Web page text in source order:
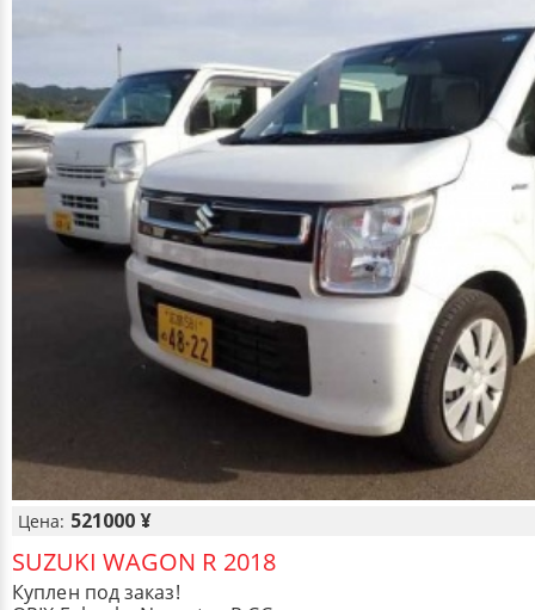
Цена: 521000 ¥
SUZUKI WAGON R 2018
Куплен под заказ!